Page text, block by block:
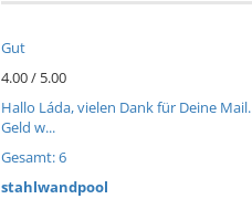
Gut
4.00 / 5.00
Hallo Láda, vielen Dank für Deine Mail.
Geld w...
Gesamt: 6
stahlwandpool